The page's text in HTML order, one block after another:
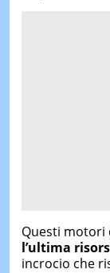
Questi motori
l’ultima
incrocio che